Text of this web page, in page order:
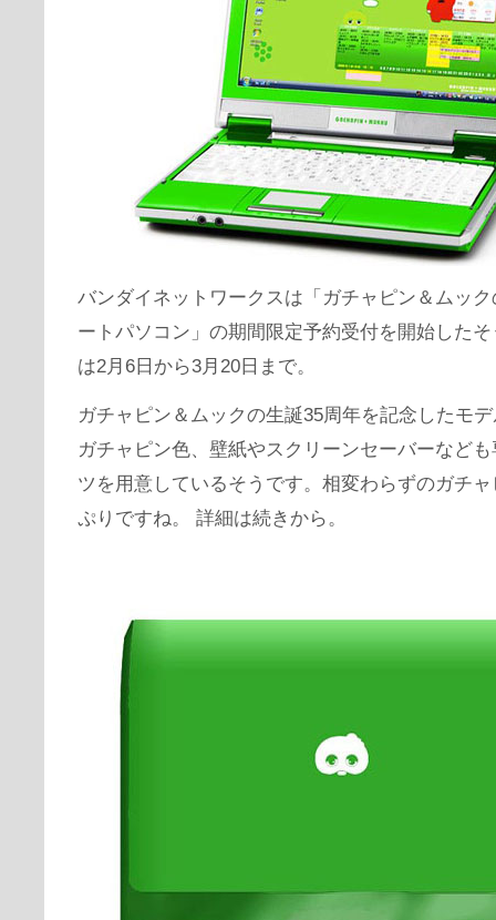
バンダイネットワークスは「ガチャピン＆ムッ
ートパソコン」の期間限定予約受付を開始した
は2月6日から3月20日まで。
ガチャピン＆ムックの生誕35周年を記念したモ
ガチャピン色、壁紙やスクリーンセーバーなど
ツを用意しているそうです。相変わらずのガチ
ぷりですね。 詳細は続きから。